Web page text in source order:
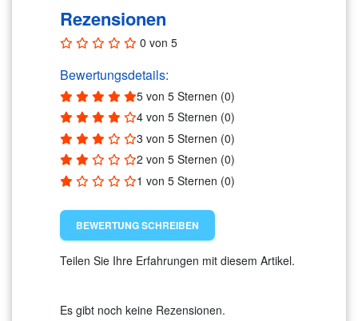
Rezensionen
0 von 5
Bewertungsdetails:
5 von 5 Sternen (0)
4 von 5 Sternen (0)
3 von 5 Sternen (0)
2 von 5 Sternen (0)
1 von 5 Sternen (0)
BEWERTUNG SCHREIBEN
Teilen Sie Ihre Erfahrungen mit diesem Artikel.
Es gibt noch keine Rezensionen.